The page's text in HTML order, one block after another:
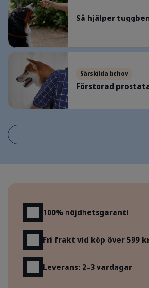
Så hjälper
Särskilda behov
Förstorad
Förstorad prostata hos hundar: Tecken och
100% nöjdhetsgaranti
Fri frakt vid köp över 599
Leverans: 2–3 vardagar